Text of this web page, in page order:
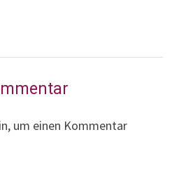
um einen Kommentar